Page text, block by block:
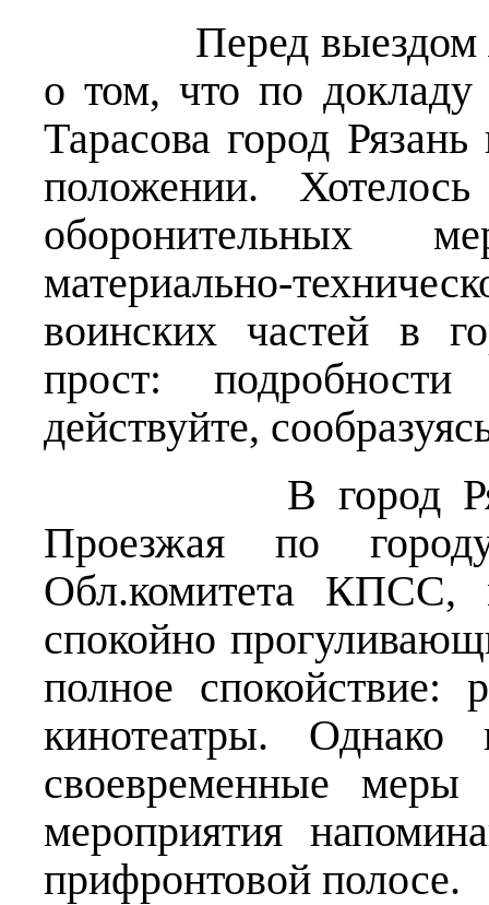
Перед выездом я
о том, что по докладу
Тарасова город
положении.
оборонительных
материально-
воинских частей в
прост:
действуйте,
В город
Проезжая по
Обл.комитета КПСС,
спокойно
полное спокойствие:
кинотеатры. Однако
своевременные меры
мероприятия
прифронтовой полосе.